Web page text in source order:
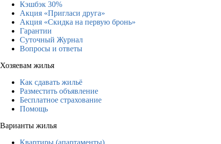
Кэшбэк 30%
Акция «Пригласи друга»
Акция «Скидка на первую бронь»
Гарантии
Суточный Журнал
Вопросы и ответы
Хозяевам жилья
Как сдавать жильё
Разместить объявление
Бесплатное страхование
Помощь
Варианты жилья
Квартиры (апартаменты)